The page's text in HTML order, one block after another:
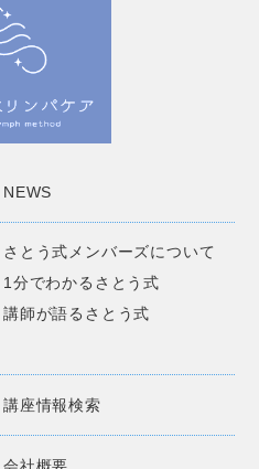
NEWS
さとう式メンバーズについて
1分でわかるさとう式
講師が語るさとう式
講座情報検索
会社概要